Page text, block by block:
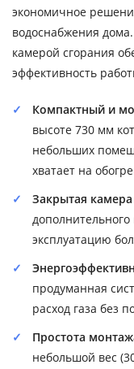
экономичное
водоснабжения
камерой сгорания
эффективность
Компактный и
высоте 730 мм
небольших
хватает на
Закрытая камера
дополнительного
эксплуатацию
продуманная
расход газа без
Простота
небольшой вес